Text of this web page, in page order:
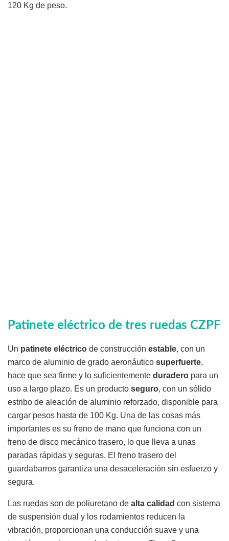
120 Kg de peso.
Patinete eléctrico de tres ruedas CZPF
Un patinete eléctrico de construcción estable, con un
marco de aluminio de grado aeronáutico superfuerte,
hace que sea firme y lo suficientemente duradero para un
uso a largo plazo. Es un producto seguro, con un sólido
estribo de aleación de aluminio reforzado, disponible para
cargar pesos hasta de 100 Kg. Una de las cosas más
importantes es su freno de mano que funciona con un
freno de disco mecánico trasero, lo que lleva a unas
paradas rápidas y seguras. El freno trasero del
guardabarros garantiza una desaceleración sin esfuerzo y
segura.
Las ruedas son de poliuretano de alta calidad con sistema
de suspensión dual y los rodamientos reducen la
vibración, proporcionan una conducción suave y una